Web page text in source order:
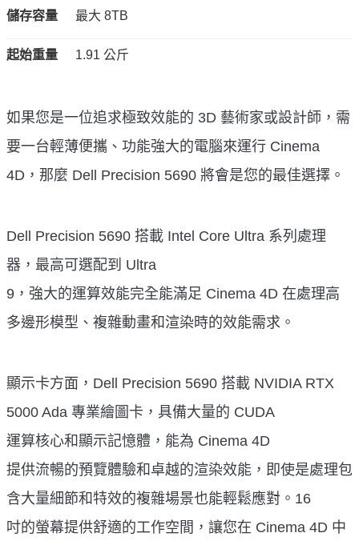
儲存容量 最大 8TB
起始重量 1.91 公斤
如果您是一位追求極致效能的 3D 藝術家或設計師，需
要一台輕薄便攜、功能強大的電腦來運行 Cinema
4D，那麼 Dell Precision 5690 將會是您的最佳選擇。
Dell Precision 5690 搭載 Intel Core Ultra 系列處理
器，最高可選配到 Ultra
9，強大的運算效能完全能滿足 Cinema 4D 在處理高
多邊形模型、複雜動畫和渲染時的效能需求。
顯示卡方面，Dell Precision 5690 搭載 NVIDIA RTX
5000 Ada 專業繪圖卡，具備大量的 CUDA
運算核心和顯示記憶體，能為 Cinema 4D
提供流暢的預覽體驗和卓越的渲染效能，即使是處理包
含大量細節和特效的複雜場景也能輕鬆應對。16
吋的螢幕提供舒適的工作空間，讓您在 Cinema 4D 中